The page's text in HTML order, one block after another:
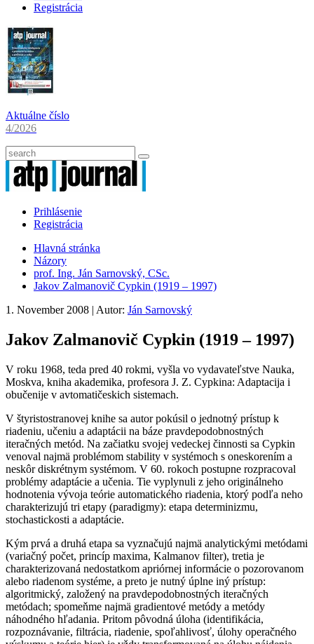
Registrácia
Aktuálne číslo
4/2026
Prihlásenie
Registrácia
Hlavná stránka
Názory
prof. Ing. Ján Sarnovský, CSc.
Jakov Zalmanovič Cypkin (1919 – 1997)
1. November 2008 | Autor: Ján Sarnovský
Jakov Zalmanovič Cypkin (1919 – 1997)
V roku 1968, teda pred 40 rokmi, vyšla vo vydavateľstve Nauka,
Moskva, kniha akademika, profesora J. Z. Cypkina: Adaptacija i
obučenije v avtomatičeskich sistemach.
V štyristostranovej knihe sa autor pokúsil o jednotný prístup k
riadeniu, učeniu a adaptácii na báze pravdepodobnostných
iteračných metód. Na začiatku svojej vedeckej činnosti sa Cypkin
venoval najmä problémom stability v systémoch s oneskorením a
neskôr diskrétnym systémom. V 60. rokoch postupne rozpracoval
problémy adaptácie a učenia. Tie vyplynuli z jeho originálneho
hodnotenia vývoja teórie automatického riadenia, ktorý podľa neho
charakterizujú tri etapy (paradigmy): etapa determinizmu,
stochastickosti a adaptácie.
Kým prvá a druhá etapa sa vyznačujú najmä analytickými metódami
(variačný počet, princíp maxima, Kalmanov filter), tretia je
charakterizovaná nedostatkom apriórnej informácie o pozorovanom
alebo riadenom systéme, a preto je nutný úplne iný prístup:
algoritmický, založený na pravdepodobnostných iteračných
metódach; spomeňme najmä gradientové metódy a metódy
náhodného hľadania. Pritom pôvodná úloha (identifikácia,
rozpoznávanie, filtrácia, riadenie, spoľahlivosť, úlohy operačného